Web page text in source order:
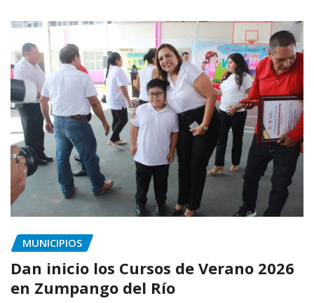
MUNICIPIOS
Dan inicio los Cursos de Verano 2026
en Zumpango del Río